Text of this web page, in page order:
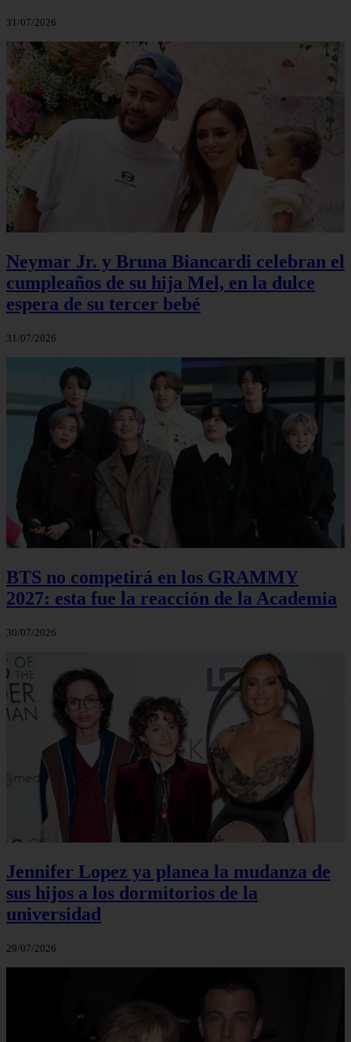
31/07/2026
Neymar Jr. y Bruna Biancardi celebran el
cumpleaños de su hija Mel, en la dulce
espera de su tercer bebé
31/07/2026
BTS no competirá en los GRAMMY
2027: esta fue la reacción de la Academia
30/07/2026
Jennifer Lopez ya planea la mudanza de
sus hijos a los dormitorios de la
universidad
29/07/2026